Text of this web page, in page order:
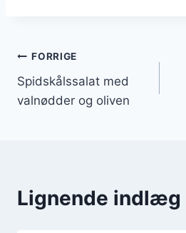
Indlægsnavigation
FORRIGE
Spidskålssalat med
valnødder og oliven
Lignende indlæg